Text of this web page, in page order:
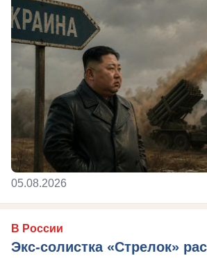
05.08.2026
В России
Экс-солистка «Стрелок»